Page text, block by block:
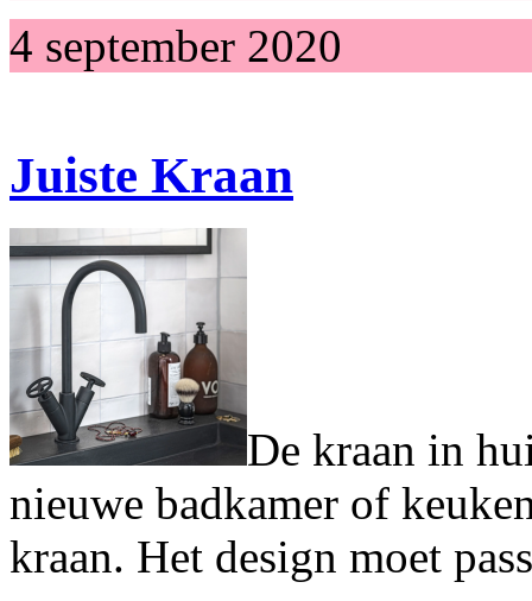
4 september 2020
Juiste Kraan
De kraan in
nieuwe badkamer of
kraan. Het design moet